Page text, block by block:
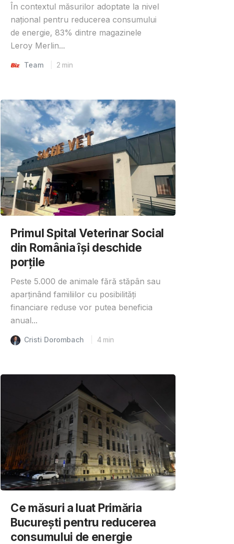
În contextul măsurilor adoptate la nivel
național pentru reducerea consumului
de energie, 83% dintre magazinele
Leroy Merlin...
Team 2 min
Primul Spital Veterinar Social
din România își deschide
porțile
Peste 5.000 de animale fără stăpân sau
aparținând familiilor cu posibilități
financiare reduse vor putea beneficia
anual...
Cristi Dorombach 4 min
Ce măsuri a luat Primăria
București pentru reducerea
consumului de energie